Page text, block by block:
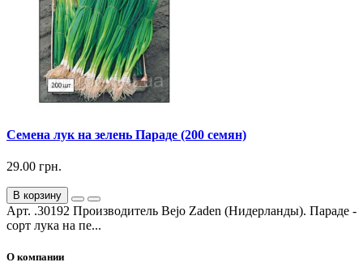
Семена лук на зелень Параде (200 семян)
29.00 грн.
В корзину
Арт. .30192 Производитель Bejo Zaden (Нидерланды). Параде -
сорт лука на пе...
О компании